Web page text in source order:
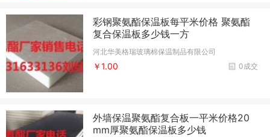
彩钢聚氨酯保温板每平米价格 聚氨酯
复合保温板多少钱一方
河北华美格瑞玻璃棉保温制品有限公司
0成交
￥1.00
外墙保温聚氨酯复合板一平米价格20
mm厚聚氨酯保温板多少钱